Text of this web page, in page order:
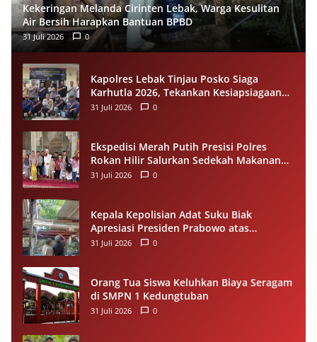
Kekeringan Melanda Cirinten Lebak, Warga Kesulitan
Air Bersih Harapkan Bantuan BPBD
31 Juli 2026 0
Kapolres Lebak Tinjau Posko Siaga
Karhutla 2026, Tekankan Kesiapsiagaan
dan Pencegahan Kebakaran Hutan
31 Juli 2026 0
Ekspedisi Merah Putih Presisi Polres
Rokan Hilir Salurkan Sedekah Makanan
untuk Anak Yatim di Panipahan
31 Juli 2026 0
Kepala Kepolisian Adat Suku Biak
Apresiasi Presiden Prabowo atas
Renovasi Rumah Singgah Pasar Boswesen
31 Juli 2026 0
Orang Tua Siswa Keluhkan Biaya Seragam
di SMPN 1 Kedungtuban
31 Juli 2026 0